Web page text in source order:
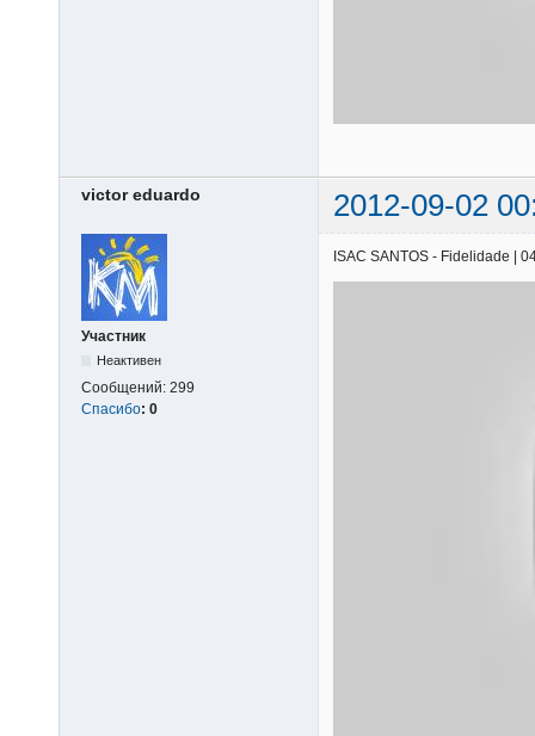
victor eduardo 2012-09-02
Участник
Неактивен
Сообщений: 299
Спасибо: 0
ISAC SANTOS - Fidelidade |